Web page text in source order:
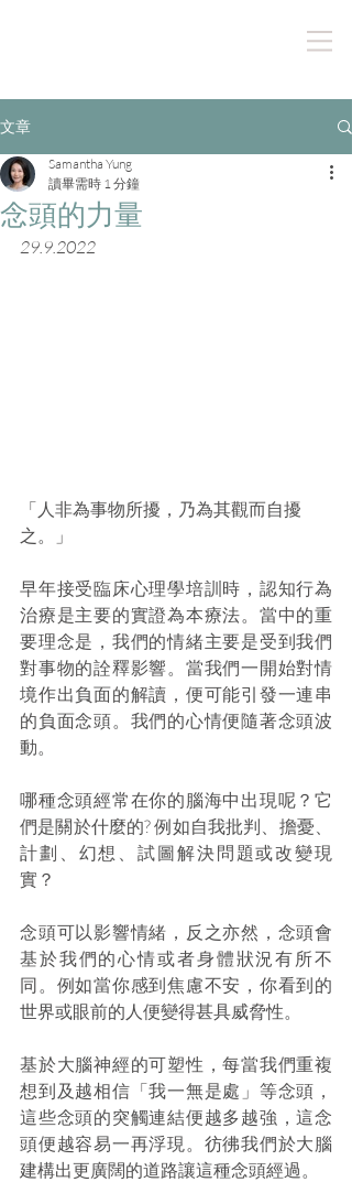
文章
念頭的力量
Samantha Yung
讀畢需時 1 分鐘
29.9.2022
「人非為事物所擾，乃為其觀而自擾
之。」
早年接受臨床心理學培訓時，認知行為
治療是主要的實證為本療法。當中的重
要理念是，我們的情緒主要是受到我們
對事物的詮釋影響。當我們一開始對情
境作出負面的解讀，便可能引發一連串
的負面念頭。我們的心情便隨著念頭波
動。
哪種念頭經常在你的腦海中出現呢？它
們是關於什麼的? 例如自我批判、擔憂、
計劃、幻想、試圖解決問題或改變現
實？
念頭可以影響情緒，反之亦然，念頭會
基於我們的心情或者身體狀況有所不
同。例如當你感到焦慮不安，你看到的
世界或眼前的人便變得甚具威脅性。
基於大腦神經的可塑性，每當我們重複
想到及越相信「我一無是處」等念頭，
這些念頭的突觸連結便越多越強，這念
頭便越容易一再浮現。彷彿我們於大腦
建構出更廣闊的道路讓這種念頭經過。